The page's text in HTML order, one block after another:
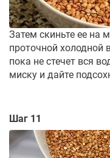
Затем скиньте ее на
проточной холодной
пока не стечет вся
миску и дайте
Шаг 11